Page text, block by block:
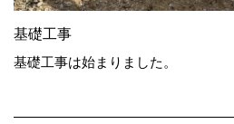
基礎工事
基礎工事は始まりました。